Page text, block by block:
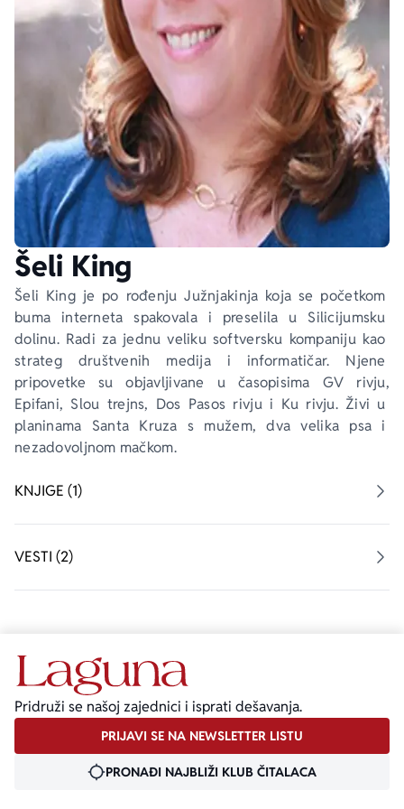
Šeli King
Šeli King je po rođenju Južnjakinja koja se početkom
buma interneta spakovala i preselila u Silicijumsku
dolinu. Radi za jednu veliku softversku kompaniju kao
strateg društvenih medija i informatičar. Njene
pripovetke su objavljivane u časopisima GV rivju,
Epifani, Slou trejns, Dos Pasos rivju i Ku rivju. Živi u
planinama Santa Kruza s mužem, dva velika psa i
nezadovoljnom mačkom.
KNJIGE (1)
VESTI (2)
Pridruži se našoj zajednici i isprati dešavanja.
PRIJAVI SE NA NEWSLETTER LISTU
PRONAĐI NAJBLIŽI KLUB ČITALACA
Ekranizovane knjige
E-knjige
Autori
Lični razvoj i popularna psihologija
Biografija
Bojan Ljubenović
Dejan Tiago-Stanković
Milica Jakovljević Mir-Jam
Peter Handke
Harlan Koben
Elif Šafak